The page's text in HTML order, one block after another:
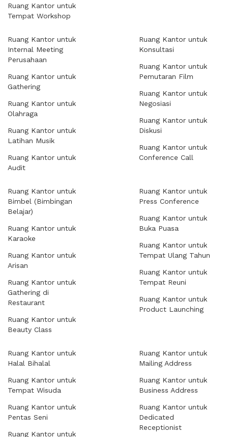
Ruang Kantor untuk
Tempat Workshop
Ruang Kantor untuk
Internal Meeting
Perusahaan
Ruang Kantor untuk
Gathering
Ruang Kantor untuk
Olahraga
Ruang Kantor untuk
Latihan Musik
Ruang Kantor untuk
Audit
Ruang Kantor untuk
Konsultasi
Ruang Kantor untuk
Pemutaran Film
Ruang Kantor untuk
Negosiasi
Ruang Kantor untuk
Diskusi
Ruang Kantor untuk
Conference Call
Ruang Kantor untuk
Bimbel (Bimbingan
Belajar)
Ruang Kantor untuk
Karaoke
Ruang Kantor untuk
Arisan
Ruang Kantor untuk
Gathering di
Restaurant
Ruang Kantor untuk
Beauty Class
Ruang Kantor untuk
Press Conference
Ruang Kantor untuk
Buka Puasa
Ruang Kantor untuk
Tempat Ulang Tahun
Ruang Kantor untuk
Tempat Reuni
Ruang Kantor untuk
Product Launching
Ruang Kantor untuk
Halal Bihalal
Ruang Kantor untuk
Tempat Wisuda
Ruang Kantor untuk
Pentas Seni
Ruang Kantor untuk
Ruang Kantor untuk
Mailing Address
Ruang Kantor untuk
Business Address
Ruang Kantor untuk
Dedicated
Receptionist